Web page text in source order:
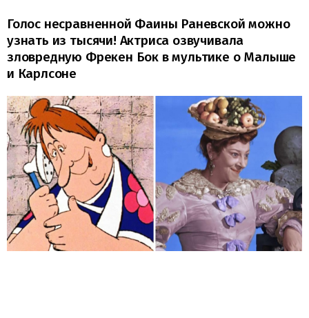
Голос несравненной Фаины Раневской можно
узнать из тысячи! Актриса озвучивала
зловредную Фрекен Бок в мультике о Малыше
и Карлсоне